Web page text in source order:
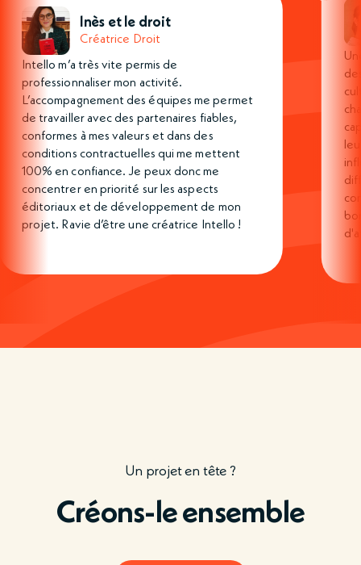
Intello m’a très vite permis de
professionnaliser mon activité.
L’accompagnement des équipes me permet
de travailler avec des partenaires fiables,
conformes à mes valeurs et dans des
conditions contractuelles qui me mettent
100% en confiance. Je peux donc me
concentrer en priorité sur les aspects
éditoriaux et de développement de mon
projet. Ravie d’être une créatrice Intello !
Inès et le droit
Créatrice Droit
Un projet en tête ?
Créons-le ensemble